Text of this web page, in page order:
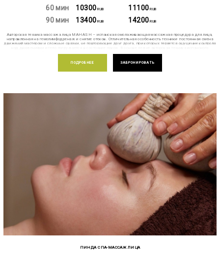
60 мин 10300 RUB 11100 RUB
90 мин 13400 RUB 14200 RUB
Авторская техника массажа лица MAHASH – испанская омолаживающая массажная процедура для лица,
направленная на гемолимфодренаж и снятие отеков. Отличительная особенность техники- постоянная смена
движений мастером и сложные связки, не повторяющие друг друга, при которых теряется ощущение контроля
окружающей среды. Более того, именно стресс, наряду с солнечным излучением, свободными радикалами,
является одним из основных факторов преждевременного старения. Задача массажа — предотвратить
психосоматическую природу.
ПОДРОБНЕЕ ЗАБРОНИРОВАТЬ
ПИНДА СПА-МАССАЖ ЛИЦА